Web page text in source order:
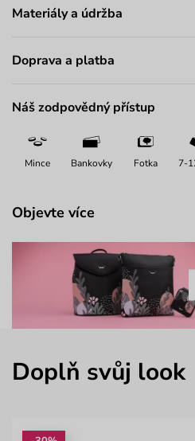
Materiály a údržba
Doprava a platba
Náš zodpovědný přístup
Mince Bankovky Fotka 7-
Objevte více
Doplň svůj look